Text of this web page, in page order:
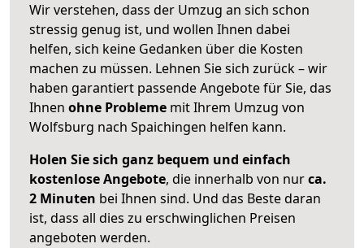
Wir verstehen, dass der Umzug an sich schon
stressig genug ist, und wollen Ihnen dabei
helfen, sich keine Gedanken über die Kosten
machen zu müssen. Lehnen Sie sich zurück – wir
haben garantiert passende Angebote für Sie, das
Ihnen ohne Probleme mit Ihrem Umzug von
Wolfsburg nach Spaichingen helfen kann.
Holen Sie sich ganz bequem und einfach
kostenlose Angebote, die innerhalb von nurca.
2 Minuten bei Ihnen sind. Und das Beste daran
ist, dass all dies zu erschwinglichen Preisen
angeboten werden.